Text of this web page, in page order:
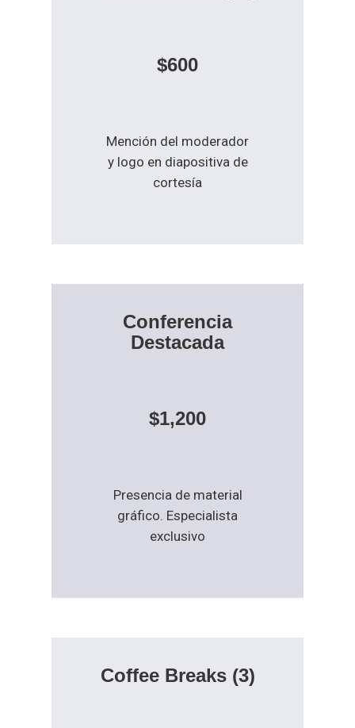
$600
Mención del moderador
y logo en diapositiva de
cortesía
Conferencia
Destacada
$1,200
Presencia de material
gráfico. Especialista
exclusivo
Coffee Breaks (3)